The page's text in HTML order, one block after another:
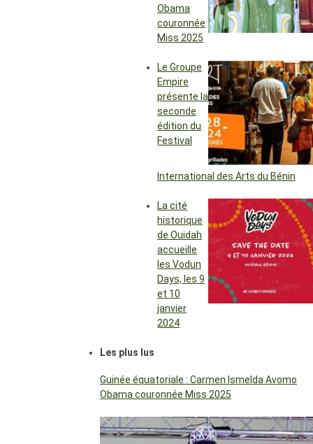
Obama
couronnée
Miss 2025
Le Groupe
Empire
présente la
seconde
édition du
Festival
International des Arts du Bénin
La cité
historique
de Ouidah
accueille
les Vodun
Days, les 9
et 10
janvier
2024
Les plus lus
Guinée équatoriale : Carmen Ismelda Avomo
Obama couronnée Miss 2025